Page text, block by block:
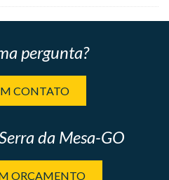
pergunta?
CONTATO
da Mesa-GO
ORÇAMENTO